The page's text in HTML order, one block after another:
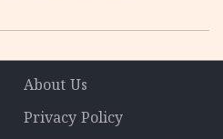
About Us
Privacy Policy